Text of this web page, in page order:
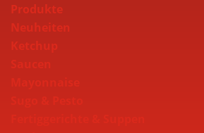
Produkte
Neuheiten
Ketchup
Saucen